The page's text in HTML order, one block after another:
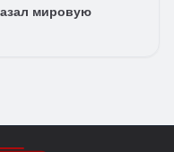
мировую